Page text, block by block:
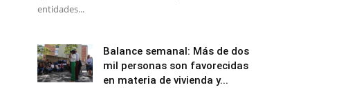
entidades...
Balance semanal: Más de dos
mil personas son favorecidas
en materia de vivienda y...